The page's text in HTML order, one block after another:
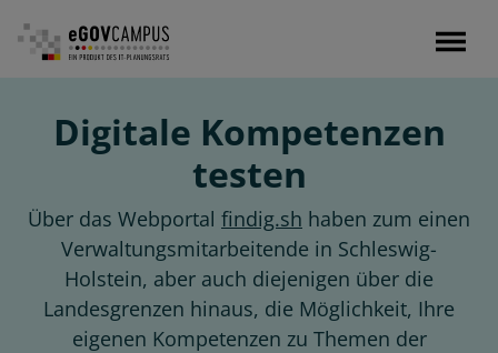
Digitale Kompetenzen
testen
Über das Webportal findig.sh haben zum einen
Verwaltungsmitarbeitende in Schleswig-
Holstein, aber auch diejenigen über die
Landesgrenzen hinaus, die Möglichkeit, Ihre
eigenen Kompetenzen zu Themen der